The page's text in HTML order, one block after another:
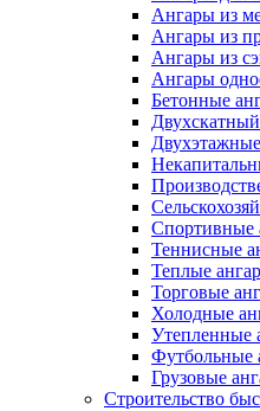
Ангары из
Ангары из
Ангары из
Ангары
Бетонные
Спортивные
Теннисные
Теплые
Торговые
Холодные
Утепленные
Футбольные
Грузовые
Строительство